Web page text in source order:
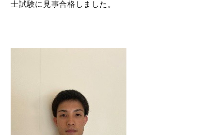
士試験に見事合格しました。